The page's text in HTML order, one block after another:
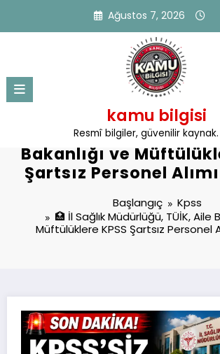
Ağustos 7, 2026
kamu bilgisi
Resmî bilgiler, güvenilir kaynak.
🏥 İl Sağlık Müdürlüğü,
Bakanlığı ve
Şartsız Personel
Başlangıç
Kpss
🏥 İl Sağlık Müdürlüğü, TÜİK, Aile
Müftülüklere KPSS Şartsız Personel